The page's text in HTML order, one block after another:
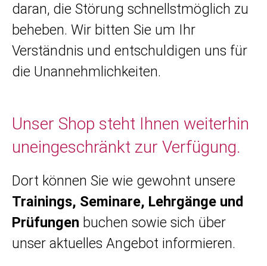
daran, die Störung schnellstmöglich zu
beheben. Wir bitten Sie um Ihr
Verständnis und entschuldigen uns für
die Unannehmlichkeiten.
Unser Shop steht Ihnen weiterhin
uneingeschränkt zur Verfügung.
Dort können Sie wie gewohnt unsere
Trainings, Seminare, Lehrgänge und
Prüfungen buchen sowie sich über
unser aktuelles Angebot informieren.